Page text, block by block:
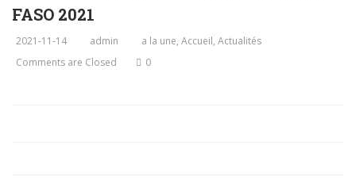
FASO 2021
2021-11-14 admin a la une, Accueil, Actualités
Comments are Closed
0